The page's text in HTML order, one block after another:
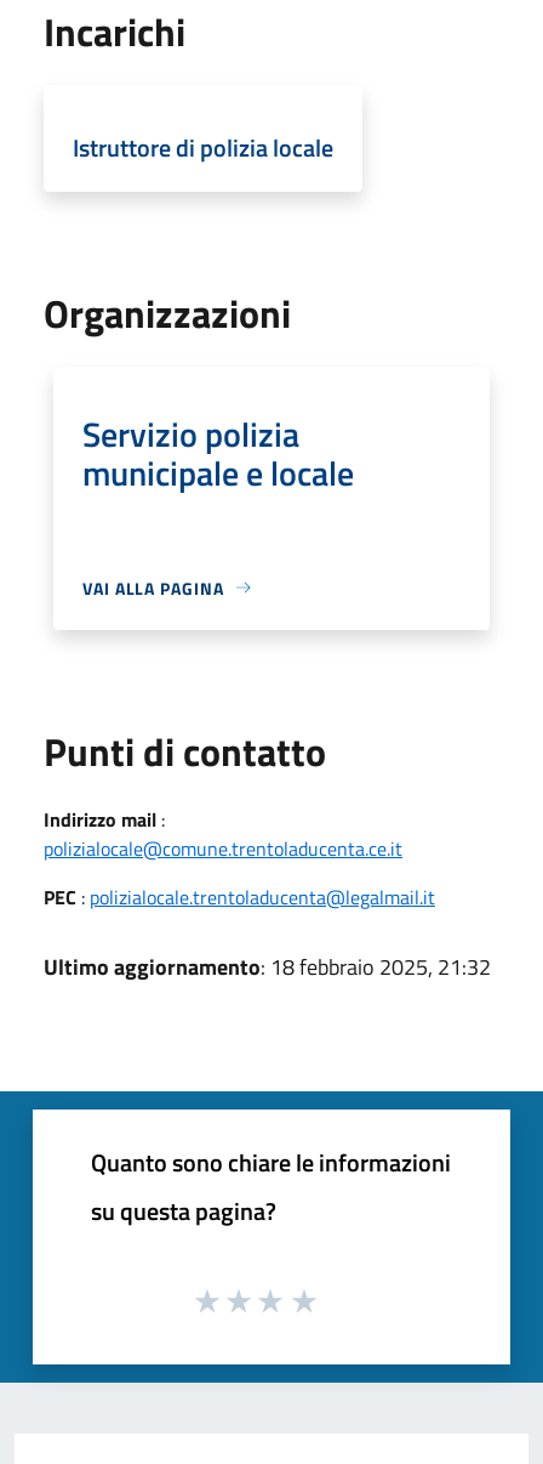
Incarichi
Istruttore di polizia locale
Organizzazioni
Servizio polizia
municipale e locale
VAI ALLA PAGINA
Punti di contatto
Indirizzo mail :
polizialocale@comune.trentoladucenta.ce.it
PEC : polizialocale.trentoladucenta@legalmail.it
Ultimo aggiornamento: 18 febbraio 2025, 21:32
Quanto sono chiare le informazioni
su questa pagina?